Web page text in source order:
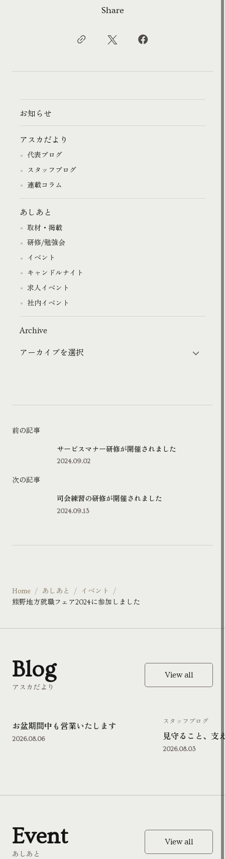
Share
お知らせ
アスカだより
代表ブログ
スタッフブログ
連載コラム
あしあと
取材・掲載
研修/勉強会
イベント
キャンドルナイト
求人イベント
社内イベント
Archive
前の記事
サービスマナー研修が開催されました
2024.09.02
次の記事
司会練習の研修が開催されました
2024.09.13
Home あしあと
イベント
熊野地方就職フェア2024に参加しました
アスカだより
Blog View all
お盆期間中も営業いたします
2026.08.06 見守ること、支
スタッフブログ
2026.08.03
あしあと
Event View all